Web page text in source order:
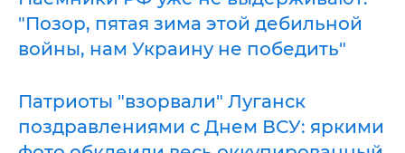
"Позор, пятая зима этой дебильной
войны, нам Украину не победить"
Патриоты "взорвали" Луганск
поздравлениями с Днем ВСУ: яркими